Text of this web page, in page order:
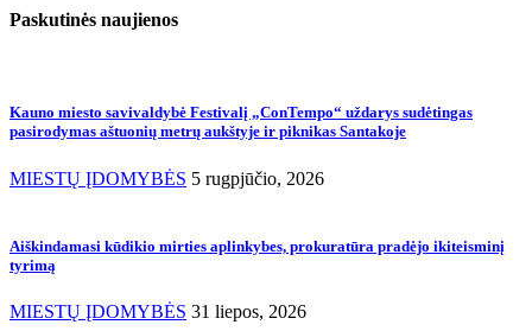
Paskutinės naujienos
Kauno miesto savivaldybė Festivalį „ConTempo“ uždarys sudėtingas
pasirodymas aštuonių metrų aukštyje ir piknikas Santakoje
MIESTŲ ĮDOMYBĖS 5 rugpjūčio, 2026
Aiškindamasi kūdikio mirties aplinkybes, prokuratūra pradėjo ikiteisminį
tyrimą
MIESTŲ ĮDOMYBĖS 31 liepos, 2026